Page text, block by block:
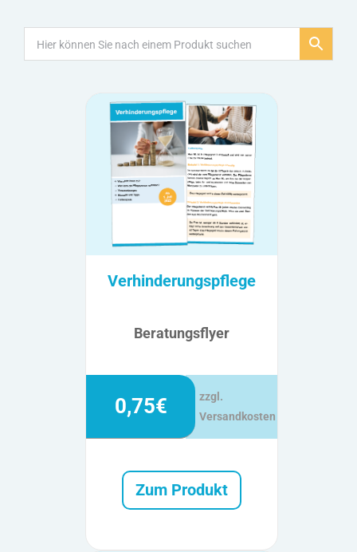
Verhinderungspflege
Beratungsflyer
0,75€
zzgl.
Versandkosten
Zum Produkt